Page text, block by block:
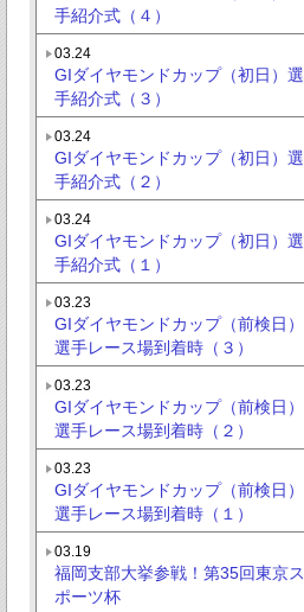
手紹介式（４）
03.24
GIダイヤモンドカップ（初日）選
手紹介式（３）
03.24
GIダイヤモンドカップ（初日）選
手紹介式（２）
03.24
GIダイヤモンドカップ（初日）選
手紹介式（１）
03.23
GIダイヤモンドカップ（前検日）
選手レース場到着時（３）
03.23
GIダイヤモンドカップ（前検日）
選手レース場到着時（２）
03.23
GIダイヤモンドカップ（前検日）
選手レース場到着時（１）
03.19
福岡支部大挙参戦！第35回東京ス
ポーツ杯